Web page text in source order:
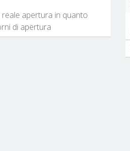
apertura in quanto
di apertura